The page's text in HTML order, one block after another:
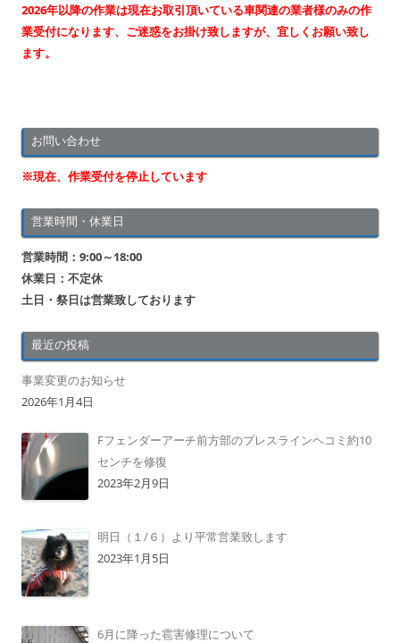
シ
ョ
ン
2026年以降の作業は現在お取引頂いている車関連の業者様のみの作
業受付になります、ご迷惑をお掛け致しますが、宜しくお願い致し
ます。
お問い合わせ
※現在、作業受付を停止しています
営業時間・休業日
営業時間：9:00～18:00
休業日：不定休
土日・祭日は営業致しております
最近の投稿
事業変更のお知らせ
2026年1月4日
Fフェンダーアーチ前方部のプレスラインヘコミ約10
センチを修復
2023年2月9日
明日（１/６）より平常営業致します
2023年1月5日
6月に降った雹害修理について